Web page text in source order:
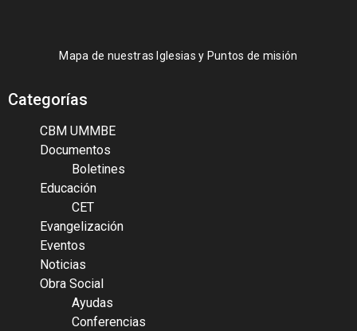
Mapa de nuestras Iglesias y Puntos de misión
Categorías
CBM UMMBE
Documentos
Boletines
Educación
CET
Evangelización
Eventos
Noticias
Obra Social
Ayudas
Conferencias